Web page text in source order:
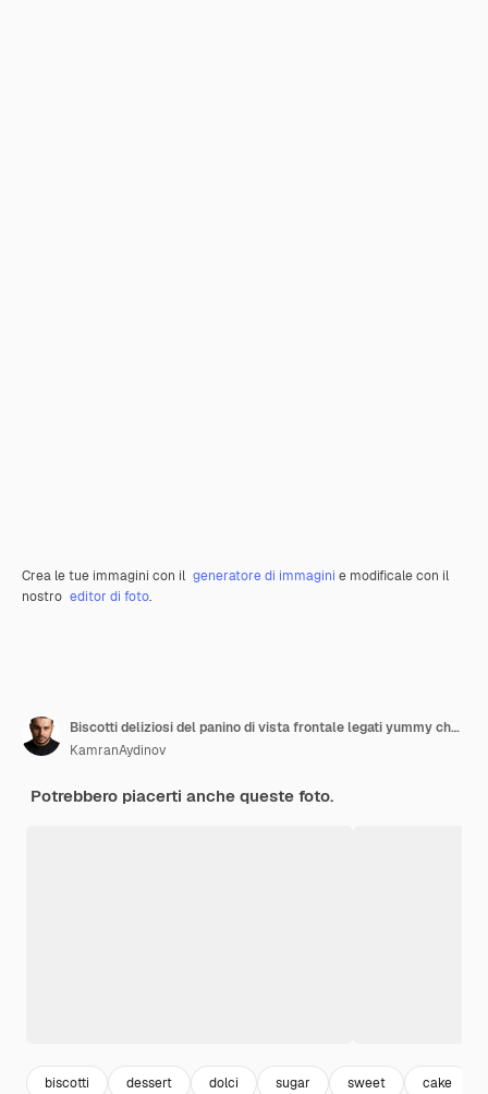
Crea le tue immagini con il generatore di immagini e modificale con il
nostro editor di foto.
Biscotti deliziosi del panino di vista frontale legati yummy che ottengono polvere di zucchero sulla torta blu scuro della scrivania
KamranAydinov
Potrebbero piacerti anche queste foto.
biscotti dessert dolci sugar sweet cake